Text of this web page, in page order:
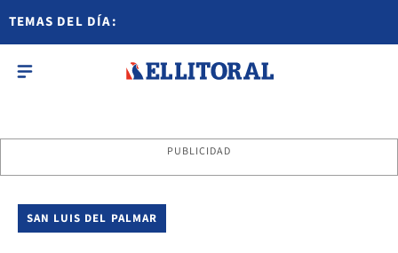
TEMAS DEL DÍA:
PUBLICIDAD
SAN LUIS DEL PALMAR